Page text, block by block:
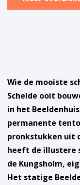
Wie de mooiste
Schelde ooit
in het
permanente
pronkstukken uit
heeft de illustere
de Kungsholm,
Het statige